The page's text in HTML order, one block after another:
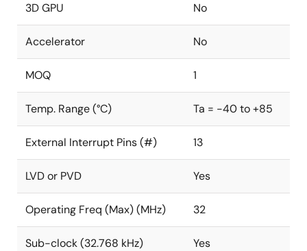
3D GPU No
Accelerator No
MOQ 1
Temp. Range (°C) Ta = -40 to +85
External Interrupt Pins (#) 13
LVD or PVD Yes
Operating Freq (Max) (MHz) 32
Sub-clock (32.768 kHz) Yes